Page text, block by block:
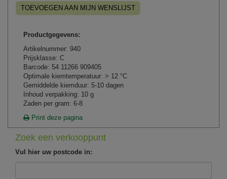
TOEVOEGEN AAN MIJN WENSLIJST
Productgegevens:
Artikelnummer: 940
Prijsklasse: C
Barcode: 54 11266 909405
Optimale kiemtemperatuur: > 12 °C
Gemiddelde kiemduur: 5-10 dagen
Inhoud verpakking: 10 g
Zaden per gram: 6-8
Print deze pagina
Zoek een verkooppunt
Vul hier uw postcode in: